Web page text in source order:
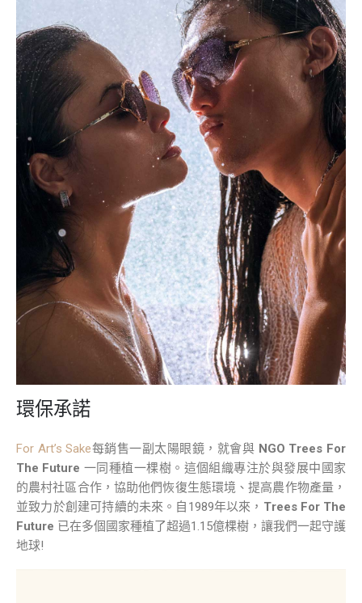
環保承諾
For Art’s Sake每銷售一副太陽眼鏡，就會與 NGO Trees For
The Future 一同種植一棵樹。這個組織專注於與發展中國家
的農村社區合作，協助他們恢復生態環境、提高農作物產量，
並致力於創建可持續的未來。自1989年以來， Trees For The
Future 已在多個國家種植了超過1.15億棵樹，讓我們一起守護
地球!